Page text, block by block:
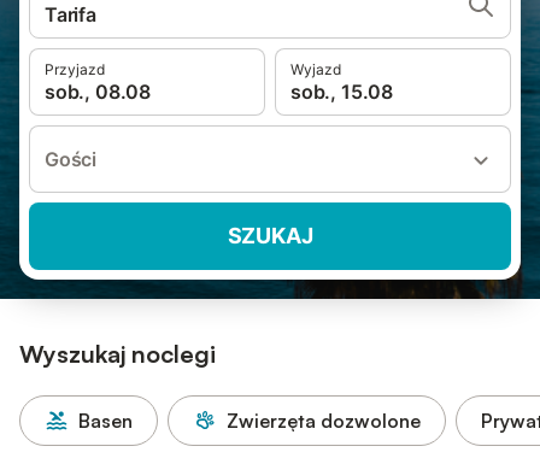
Tarifa
Przyjazd
sob., 08.08
Wyjazd
sob., 15.08
Gości
SZUKAJ
Wyszukaj noclegi
Basen Zwierzęta dozwolone